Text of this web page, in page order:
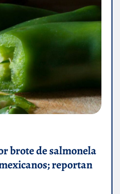
brote de salmonela
reportan